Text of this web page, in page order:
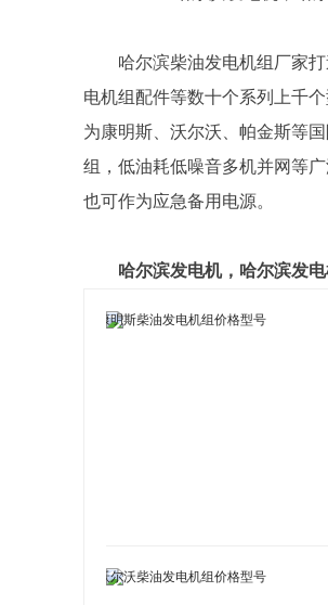
哈尔滨柴油发电机组厂家
电机组配件等数十个系列上千
为康明斯、沃尔沃、帕金斯等
组，低油耗低噪音多机并网等
也可作为应急备用电源。
哈尔滨发电机，哈尔滨发